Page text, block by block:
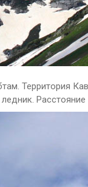
Территория
Расстояние